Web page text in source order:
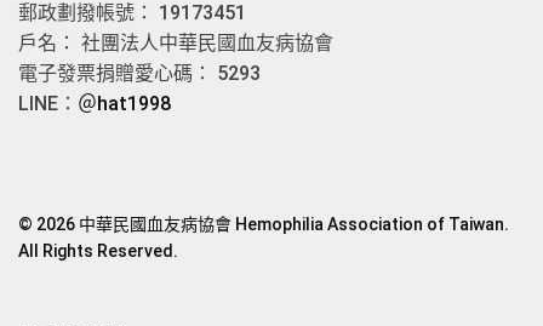
郵政劃撥帳號： 19173451
戶名： 社團法人中華民國血友病協會
電子發票捐贈愛心碼： 5293
LINE： ＠hat1998
© 2026 中華民國血友病協會 Hemophilia Association of Taiwan.
All Rights Reserved.